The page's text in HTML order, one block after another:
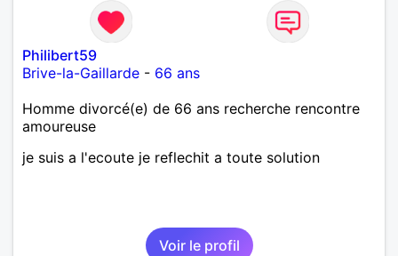
Philibert59
Brive-la-Gaillarde - 66 ans
Homme divorcé(e) de 66 ans recherche rencontre
amoureuse
je suis a l'ecoute je reflechit a toute solution
Voir le profil